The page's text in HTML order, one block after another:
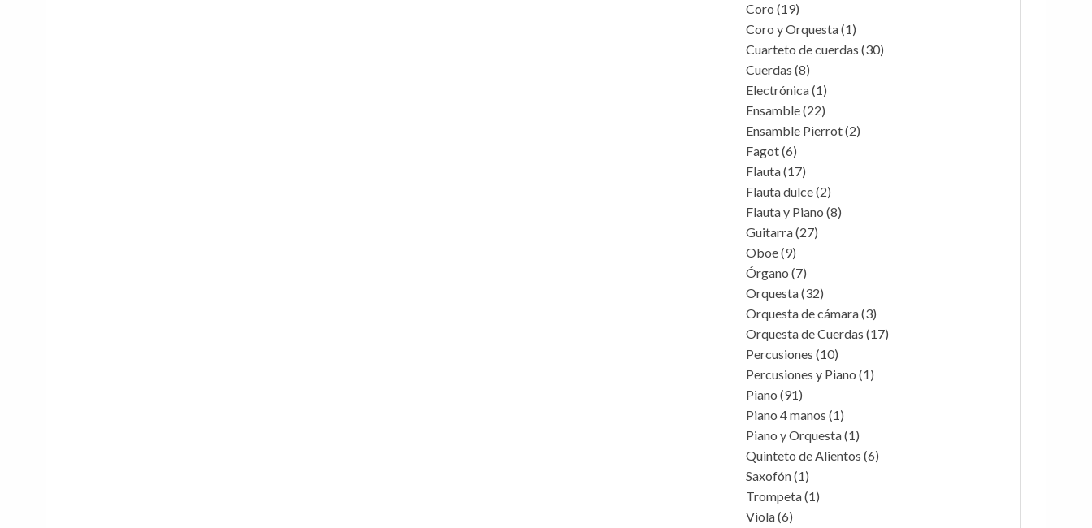
Coro (19)
Coro y Orquesta(1)
Cuarteto de cuerdas (30)
Cuerdas (8)
Electrónica(1)
Ensamble(22)
Ensamble Pierrot(2)
Fagot(6)
Flauta(17)
Flauta dulce(2)
Flauta y Piano (8)
Guitarra(27)
Oboe(9)
Órgano (7)
Orquesta(32)
Orquesta de cámara(3)
Orquesta de Cuerdas (17)
Percusiones (10)
Percusiones y Piano (1)
Piano (91)
Piano 4 manos (1)
Piano y Orquesta(1)
Quinteto de Alientos (6)
Saxofón(1)
Trompeta(1)
Viola(6)